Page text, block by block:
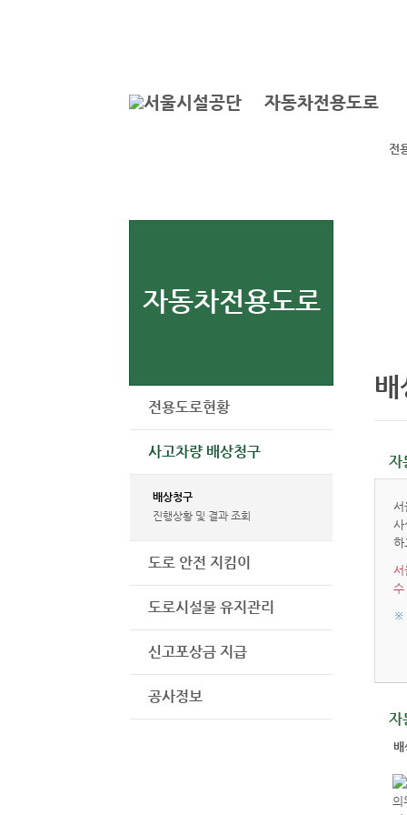
자동차전용도로
전
자동차전용도로
전용도로현황
사고차량 배상청구
배상청구
진행상황 및 결과 조회
도로 안전 지킴이
도로시설물 유지관리
신고포상금 지급
공사정보
자
서
사
하
서
수
※
자
배